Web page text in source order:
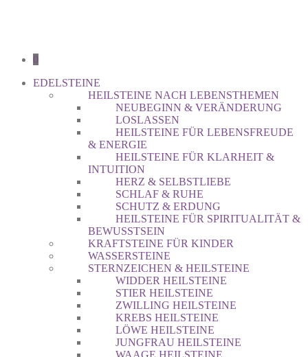
0
EDELSTEINE
HEILSTEINE NACH LEBENSTHEMEN
NEUBEGINN & VERÄNDERUNG
LOSLASSEN
HEILSTEINE FÜR LEBENSFREUDE
& ENERGIE
HEILSTEINE FÜR KLARHEIT &
INTUITION
HERZ & SELBSTLIEBE
SCHLAF & RUHE
SCHUTZ & ERDUNG
HEILSTEINE FÜR SPIRITUALITÄT &
BEWUSSTSEIN
KRAFTSTEINE FÜR KINDER
WASSERSTEINE
STERNZEICHEN & HEILSTEINE
WIDDER HEILSTEINE
STIER HEILSTEINE
ZWILLING HEILSTEINE
KREBS HEILSTEINE
LÖWE HEILSTEINE
JUNGFRAU HEILSTEINE
WAAGE HEILSTEINE